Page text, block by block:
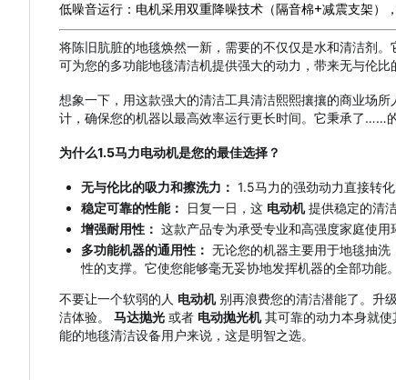
低噪音运行：电机采用双重降噪技术（隔音棉+减震支架）
将陈旧肮脏的地毯焕然一新，需要的不仅仅是水和清洁剂
可为您的多功能地毯清洁机提供强大的动力，带来无与伦比
想象一下，用这款强大的清洁工具清洁熙熙攘攘的商业场
计，确保您的机器以最高效率运行更长时间。它秉承了……
为什么1.5马力电动机是您的最佳选择？
无与伦比的吸力和擦洗力： 1.5马力的强劲动力直接转
稳定可靠的性能：
日复一日，这 电动机提供稳定的清
增强耐用性： 这款产品专为承受专业和高强度家庭使用
多功能机器的通用性： 无论您的机器主要用于地毯抽
性的支撑。它使您能够毫无妥协地发挥机器的全部功能。
不要让一个软弱的人 电动机别再浪费您的清洁潜能了。升
洁体验。 马达抛光 或者 电动抛光机其可靠的动力本身就使
能的地毯清洁设备用户来说，这是明智之选。